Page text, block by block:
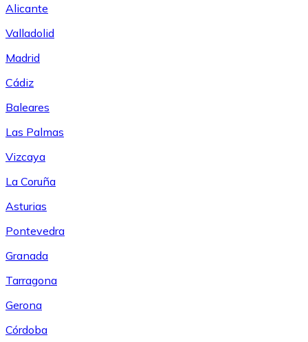
Alicante
Valladolid
Madrid
Cádiz
Baleares
Las Palmas
Vizcaya
La Coruña
Asturias
Pontevedra
Granada
Tarragona
Gerona
Córdoba